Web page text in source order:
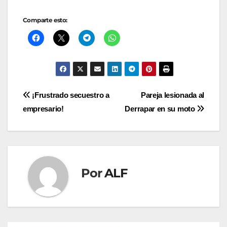
Comparte esto:
Navegación
de
Pareja lesionada al
Derrapar en su moto
¡Frustrado secuestro a
empresario!
PorALF